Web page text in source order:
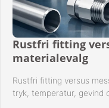
KUNDECENTER
FAVORIT
KONTAKT
Rustfri fitting
materialevalg
Rustfri fitting versus
tryk, temperatur, gevind